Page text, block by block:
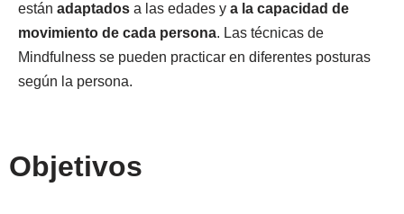
están adaptados a las edades y a la capacidad de
movimiento de cada persona. Las técnicas de
Mindfulness se pueden practicar en diferentes posturas
según la persona.
Objetivos